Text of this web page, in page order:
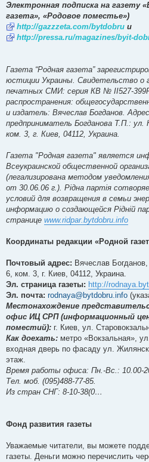
Электронная подписка на газету
газета», «Родовое поместье»)
http://gazzzeta.com/bytdobru и
http://pressa.ru/magazines/byit-
Газета “Родная газета”
юстиции Украины. Свидетельство о
печатных СМИ: серия КВ № ІІ527-
распространения:
и издатель: Вячеслав Богданов.
предприниматель Богданова Т.П.: ул.
ком. 3, г. Киев, 04112, Украина.
Газета "Родная газета" является
Всеукраинской общественной
(легализирована методом
от 30.06.06 г.). Рідна партія
условий для возвращения в семьи
информацию о создающейся Рідній
странице www.ridpar.bytdobru.info
Координаты редакции «Родной
Почтовый адрес: Вячеслав
6, ком. 3, г. Киев, 04112, Украина.
Эл. страница газеты: http://
Эл. почта: rodnaya@bytdobru.info
Местонахождение
офис ИЦ СРП (информационный
поместий): г. Киев, ул.
Как доехать: метро «Вокзальная»,
входная дверь по фасаду ул.
этаж.
Время работы офиса: Пн.-Вс.: 10.00-
Тел. моб. (095)488-77-85.
Из стран СНГ: 8-10-38(0…
Фонд развития газеты
Уважаемые читатели, вы можете
газеты. Деньги можно перечислить